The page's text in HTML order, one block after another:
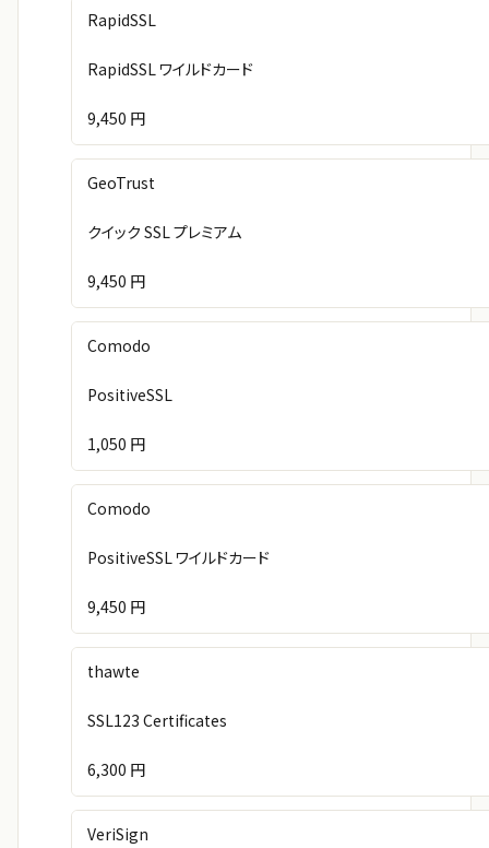
RapidSSL
RapidSSL ワイルドカード
9,450 円
GeoTrust
クイック SSL プレミアム
9,450 円
Comodo
PositiveSSL
1,050 円
Comodo
PositiveSSL ワイルドカード
9,450 円
thawte
SSL123 Certificates
6,300 円
VeriSign